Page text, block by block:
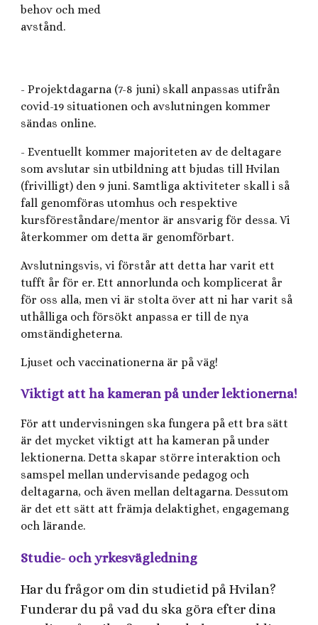
behov och med
avstånd.
- Projektdagarna (7-8 juni) skall anpassas utifrån
covid-19 situationen och avslutningen kommer
sändas online.
- Eventuellt kommer majoriteten av de deltagare
som avslutar sin utbildning att bjudas till Hvilan
(frivilligt) den 9 juni. Samtliga aktiviteter skall i så
fall genomföras utomhus och respektive
kursföreståndare/mentor är ansvarig för dessa. Vi
återkommer om detta är genomförbart.
Avslutningsvis, vi förstår att detta har varit ett
tufft år för er. Ett annorlunda och komplicerat år
för oss alla, men vi är stolta över att ni har varit så
uthålliga och försökt anpassa er till de nya
omständigheterna.
Ljuset och vaccinationerna är på väg!
Viktigt att ha kameran på under lektionerna!
För att undervisningen ska fungera på ett bra sätt
är det mycket viktigt att ha kameran på under
lektionerna. Detta skapar större interaktion och
samspel mellan undervisande pedagog och
deltagarna, och även mellan deltagarna. Dessutom
är det ett sätt att främja delaktighet, engagemang
och lärande.
Studie- och yrkesvägledning
Har du frågor om din studietid på Hvilan?
Funderar du på vad du ska göra efter dina